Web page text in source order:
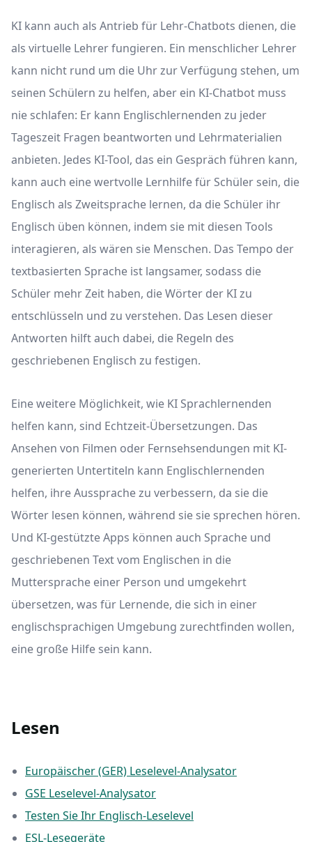
KI kann auch als Antrieb für Lehr-Chatbots dienen, die
als virtuelle Lehrer fungieren. Ein menschlicher Lehrer
kann nicht rund um die Uhr zur Verfügung stehen, um
seinen Schülern zu helfen, aber ein KI-Chatbot muss
nie schlafen: Er kann Englischlernenden zu jeder
Tageszeit Fragen beantworten und Lehrmaterialien
anbieten. Jedes KI-Tool, das ein Gespräch führen kann,
kann auch eine wertvolle Lernhilfe für Schüler sein, die
Englisch als Zweitsprache lernen, da die Schüler ihr
Englisch üben können, indem sie mit diesen Tools
interagieren, als wären sie Menschen. Das Tempo der
textbasierten Sprache ist langsamer, sodass die
Schüler mehr Zeit haben, die Wörter der KI zu
entschlüsseln und zu verstehen. Das Lesen dieser
Antworten hilft auch dabei, die Regeln des
geschriebenen Englisch zu festigen.
Eine weitere Möglichkeit, wie KI Sprachlernenden
helfen kann, sind Echtzeit-Übersetzungen. Das
Ansehen von Filmen oder Fernsehsendungen mit KI-
generierten Untertiteln kann Englischlernenden
helfen, ihre Aussprache zu verbessern, da sie die
Wörter lesen können, während sie sie sprechen hören.
Und KI-gestützte Apps können auch Sprache und
geschriebenen Text vom Englischen in die
Muttersprache einer Person und umgekehrt
übersetzen, was für Lernende, die sich in einer
englischsprachigen Umgebung zurechtfinden wollen,
eine große Hilfe sein kann.
Lesen
Europäischer (GER) Leselevel-Analysator
GSE Leselevel-Analysator
Testen Sie Ihr Englisch-Leselevel
ESL-Lesegeräte